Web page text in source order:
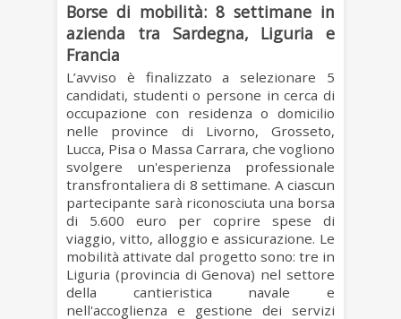
Borse di mobilità: 8 settimane in
azienda tra Sardegna, Liguria e
Francia
L’avviso è finalizzato a selezionare 5
candidati, studenti o persone in cerca di
occupazione con residenza o domicilio
nelle province di Livorno, Grosseto,
Lucca, Pisa o Massa Carrara, che vogliono
svolgere un'esperienza professionale
transfrontaliera di 8 settimane. A ciascun
partecipante sarà riconosciuta una borsa
di 5.600 euro per coprire spese di
viaggio, vitto, alloggio e assicurazione. Le
mobilità attivate dal progetto sono: tre in
Liguria (provincia di Genova) nel settore
della
cantieristica navale e
nell'accoglienza e gestione dei servizi